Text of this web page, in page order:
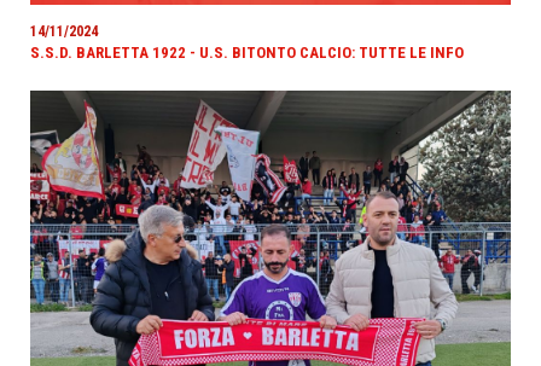
14/11/2024
S.S.D. BARLETTA 1922 - U.S. BITONTO CALCIO: TUTTE LE INFO